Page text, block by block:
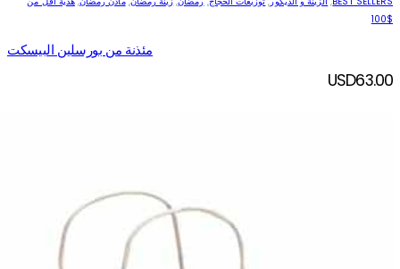
$100
مئذنة من بورسلين البيسكت
USD63.00